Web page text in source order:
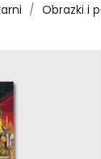
Obrazki i